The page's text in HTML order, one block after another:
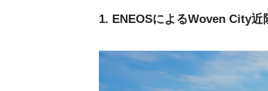
1. ENEOSによるWoven City